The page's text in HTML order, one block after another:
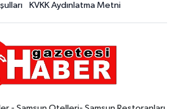
KVKK Aydınlatma Metni